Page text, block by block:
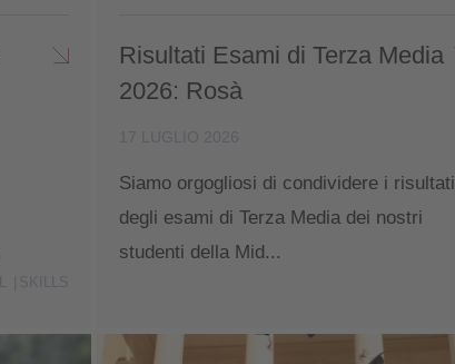
Risultati Esami di Terza Media
2026: Rosà
Siamo orgogliosi di condividere i risultati
degli esami di Terza Media dei nostri
studenti della Mid...